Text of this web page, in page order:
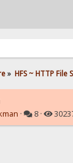
» HFS ~ HTTP File
· 8 ·